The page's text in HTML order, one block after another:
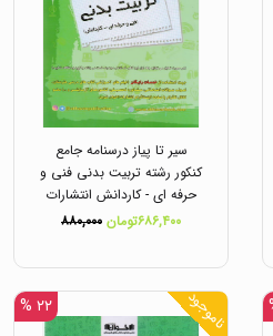
سیر تا پیاز درسنامه جامع
کنکور رشته تربیت بدنی فنی و
حرفه ای - کاردانش انتشارات
اخوان۶۸۶,۴۰۰تومان ۸۸۰,۰۰۰
ناموجود ۲۲ %